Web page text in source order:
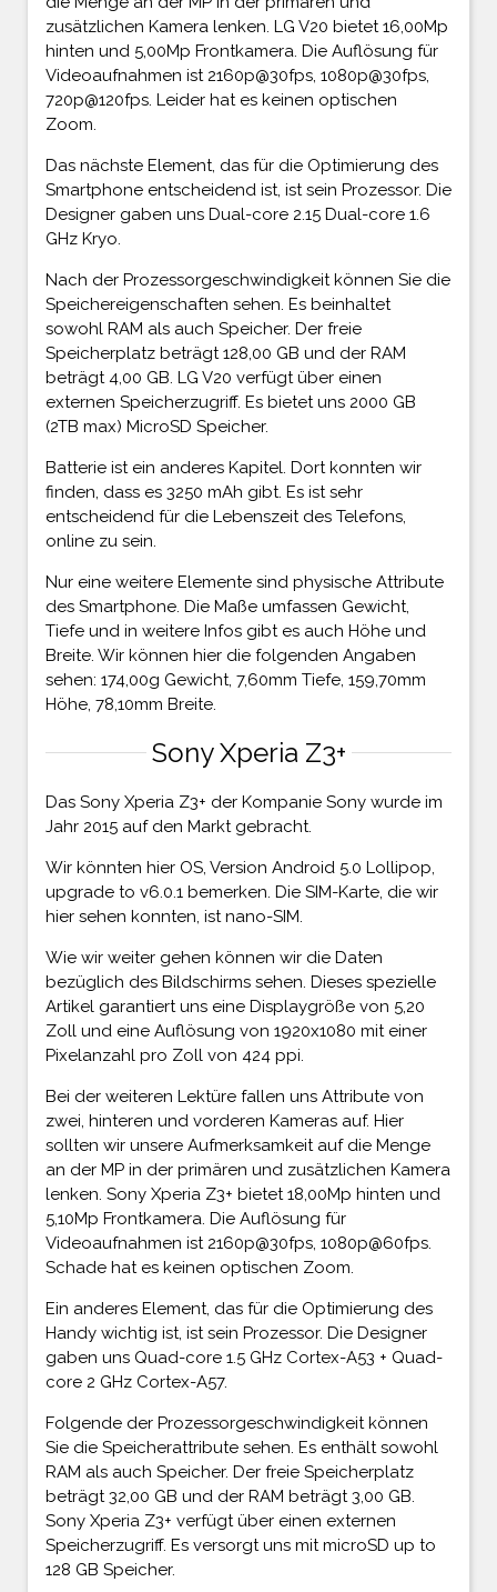
zusätzlichen Kamera lenken. LG V20 bietet 16,00Mp
hinten und 5,00Mp Frontkamera. Die Auflösung für
Videoaufnahmen ist 2160p@30fps, 1080p@30fps,
720p@120fps. Leider hat es keinen optischen
Zoom.
Das nächste Element, das für die Optimierung des
Smartphone entscheidend ist, ist sein Prozessor. Die
Designer gaben uns Dual-core 2.15 Dual-core 1.6
GHz Kryo.
Nach der Prozessorgeschwindigkeit können Sie die
Speichereigenschaften sehen. Es beinhaltet
sowohl RAM als auch Speicher. Der freie
Speicherplatz beträgt 128,00 GB und der RAM
beträgt 4,00 GB. LG V20 verfügt über einen
externen Speicherzugriff. Es bietet uns 2000 GB
(2TB max) MicroSD Speicher.
Batterie ist ein anderes Kapitel. Dort konnten wir
finden, dass es 3250 mAh gibt. Es ist sehr
entscheidend für die Lebenszeit des Telefons,
online zu sein.
Nur eine weitere Elemente sind physische Attribute
des Smartphone. Die Maße umfassen Gewicht,
Tiefe und in weitere Infos gibt es auch Höhe und
Breite. Wir können hier die folgenden Angaben
sehen: 174,00g Gewicht, 7,60mm Tiefe, 159,70mm
Höhe, 78,10mm Breite.
Sony Xperia Z3+
Das Sony Xperia Z3+ der Kompanie Sony wurde im
Jahr 2015 auf den Markt gebracht.
Wir könnten hier OS, Version Android 5.0 Lollipop,
upgrade to v6.0.1 bemerken. Die SIM-Karte, die wir
hier sehen konnten, ist nano-SIM.
Wie wir weiter gehen können wir die Daten
bezüglich des Bildschirms sehen. Dieses spezielle
Artikel garantiert uns eine Displaygröße von 5,20
Zoll und eine Auflösung von 1920x1080 mit einer
Pixelanzahl pro Zoll von 424 ppi.
Bei der weiteren Lektüre fallen uns Attribute von
zwei, hinteren und vorderen Kameras auf. Hier
sollten wir unsere Aufmerksamkeit auf die Menge
an der MP in der primären und zusätzlichen Kamera
lenken. Sony Xperia Z3+ bietet 18,00Mp hinten und
5,10Mp Frontkamera. Die Auflösung für
Videoaufnahmen ist 2160p@30fps, 1080p@60fps.
Schade hat es keinen optischen Zoom.
Ein anderes Element, das für die Optimierung des
Handy wichtig ist, ist sein Prozessor. Die Designer
gaben uns Quad-core 1.5 GHz Cortex-A53 + Quad-
core 2 GHz Cortex-A57.
Folgende der Prozessorgeschwindigkeit können
Sie die Speicherattribute sehen. Es enthält sowohl
RAM als auch Speicher. Der freie Speicherplatz
beträgt 32,00 GB und der RAM beträgt 3,00 GB.
Sony Xperia Z3+ verfügt über einen externen
Speicherzugriff. Es versorgt uns mit microSD up to
128 GB Speicher.